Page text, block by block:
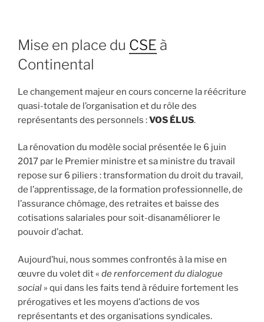
Mise en place du CSE à
Continental
Le changement majeur en cours concerne la réécriture
quasi-totale de l’organisation et du rôle des
représentants des personnels :VOS ÉLUS.
La rénovation du modèle social présentée le 6 juin
2017 par le Premier ministre et sa ministre du travail
repose sur 6 piliers : transformation du droit du travail,
de l’apprentissage, de la formation professionnelle, de
l’assurance chômage, des retraites et baisse des
cotisations salariales pour soit-disanaméliorer le
pouvoir d’achat.
Aujourd’hui, nous sommes confrontés à la mise en
œuvre du volet dit « de renforcement du dialogue
social » qui dans les faits tend à réduire fortement les
prérogatives et les moyens d’actions de vos
représentants et des organisations syndicales.